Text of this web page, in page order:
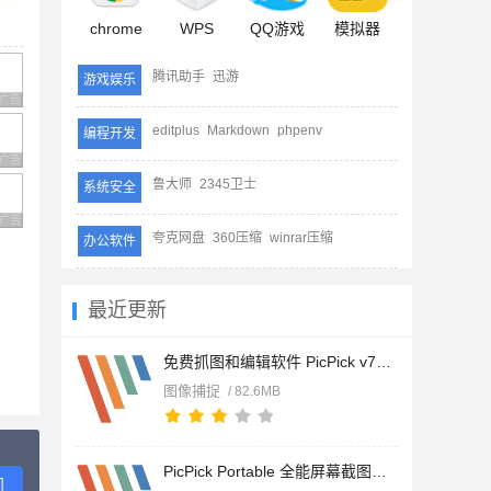
chrome WPS QQ游戏 模拟器
游戏娱乐 腾讯助手 迅游
编程开发 editplus Markdown phpenv
系统安全 鲁大师 2345卫士
办公软件 夸克网盘 360压缩 winrar压缩
最近更新
图像捕捉 / 82.6MB
告 商业广告，理性选择
告 商业广告，理性选择
告 商业广告，理性选择